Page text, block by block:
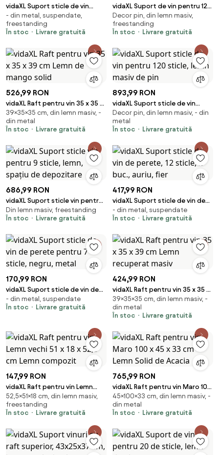
vidaXL Suport sticle de vin
pentru 72 sticle,alb, metal
- din metal, suspendate,
freestanding
În stoc
Livrare gratuită
vidaXL Suport de vin pentru 12
sticle, lemn de pin
Decor pin, din lemn masiv,
freestanding
În stoc
Livrare gratuită
526,99 RON
vidaXL Raft pentru vin 35 x 35 x
39 cm Lemn de mango solid
39×35×35 cm, din lemn masiv, -
din metal
În stoc
Livrare gratuită
893,99 RON
vidaXL Suport sticle de vin
pentru 120 sticle, lemn masiv de
pin
Decor pin, din lemn masiv, - din
metal
În stoc
Livrare gratuită
686,99 RON
vidaXL Suport sticle vin pentru
9 sticle, lemn, spațiu de
depozitare
Din lemn masiv, freestanding
În stoc
Livrare gratuită
417,99 RON
vidaXL Suport sticle de vin de
perete, 12 sticle, 2 buc., auriu,
fier
- din metal, suspendate
În stoc
Livrare gratuită
170,99 RON
vidaXL Suport sticle de vin de
perete pentru 7 sticle, negru,
metal
- din metal, suspendate
În stoc
Livrare gratuită
424,99 RON
vidaXL Raft pentru vin 35 x 35 x
39 cm Lemn recuperat masiv
39×35×35 cm, din lemn masiv, -
din metal
În stoc
Livrare gratuită
147,99 RON
vidaXL Raft pentru vin Lemn
vechi 51 x 18 x 52,5 cm Lemn
compozit
52,5×51×18 cm, din lemn masiv,
freestanding
În stoc
Livrare gratuită
765,99 RON
vidaXL Raft pentru vin Maro 100
x 45 x 33 cm Lemn Solid de
Acacia
45×100×33 cm, din lemn masiv, -
din metal
În stoc
Livrare gratuită